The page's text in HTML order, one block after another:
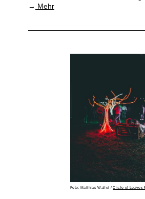
→ Mehr
Foto: Matthias Wallot /Circle of Leaves